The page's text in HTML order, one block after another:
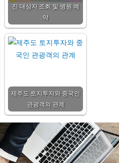
진 대상자 조회 및 병원 예
약
제주도 토지투자와 중국인
관광객의 관계